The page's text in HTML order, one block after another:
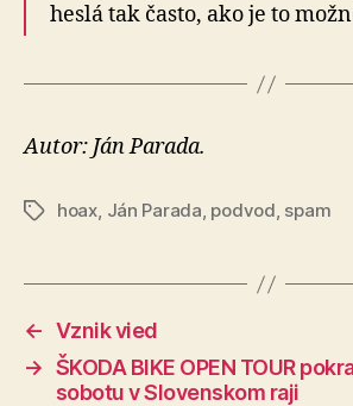
heslá tak často, ako je to
Autor: Ján Parada.
Značky
hoax, Ján Parada, podvod, spam
← Vznik vied
→ ŠKODA BIKE OPEN TOUR
sobotu v Slovenskom raji